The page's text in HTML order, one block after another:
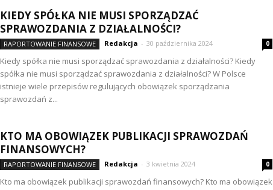
KIEDY SPÓŁKA NIE MUSI SPORZĄDZAĆ
SPRAWOZDANIA Z DZIAŁALNOŚCI?
RAPORTOWANIE FINANSOWE Redakcja - 30 października 2024 0
Kiedy spółka nie musi sporządzać sprawozdania z działalności? Kiedy
spółka nie musi sporządzać sprawozdania z działalności? W Polsce
istnieje wiele przepisów regulujących obowiązek sporządzania
sprawozdań z...
KTO MA OBOWIĄZEK PUBLIKACJI SPRAWOZDAŃ
FINANSOWYCH?
RAPORTOWANIE FINANSOWE Redakcja - 3 kwietnia 2024 0
Kto ma obowiązek publikacji sprawozdań finansowych? Kto ma obowiązek